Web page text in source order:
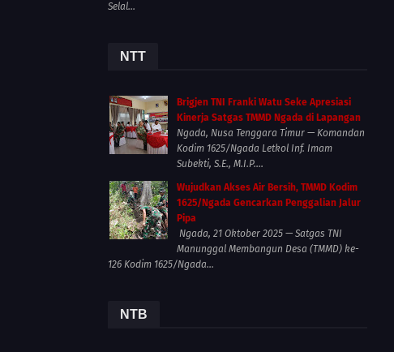
Selal...
NTT
Brigjen TNI Franki Watu Seke Apresiasi
Kinerja Satgas TMMD Ngada di Lapangan
Ngada, Nusa Tenggara Timur — Komandan
Kodim 1625/Ngada Letkol Inf. Imam
Subekti, S.E., M.I.P....
Wujudkan Akses Air Bersih, TMMD Kodim
1625/Ngada Gencarkan Penggalian Jalur
Pipa
Ngada, 21 Oktober 2025 — Satgas TNI
Manunggal Membangun Desa (TMMD) ke-
126 Kodim 1625/Ngada...
NTB